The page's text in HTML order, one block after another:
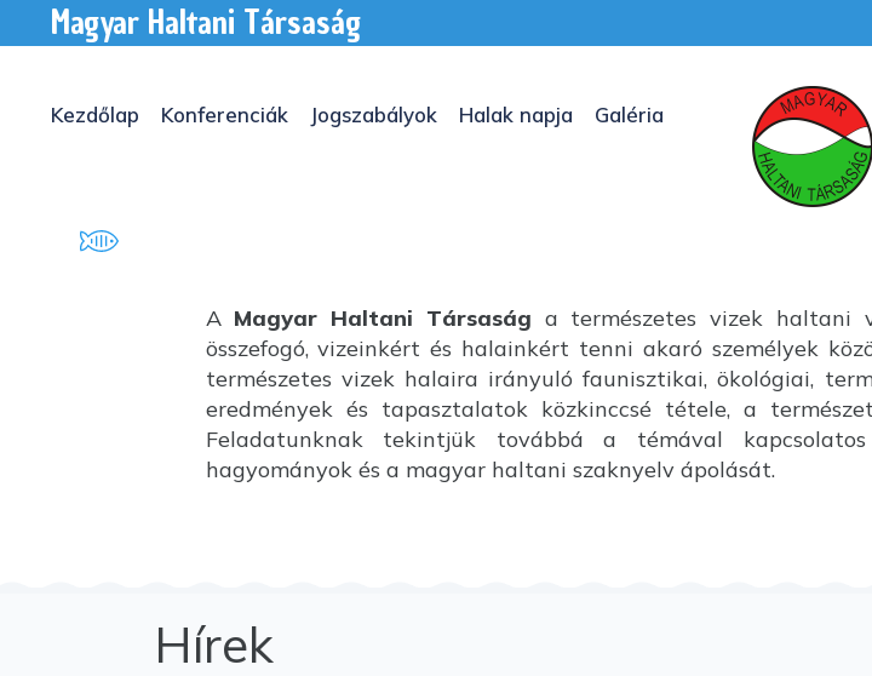
Magyar Haltani Társaság
Kezdőlap Konferenciák Jogszabályok Halak napja Galéria
A Magyar Haltani Társaság a természetes vizek haltani
összefogó, vizeinkért és halainkért tenni akaró személyek
természetes vizek halaira irányuló faunisztikai, ökológiai,
eredmények és tapasztalatok közkinccsé tétele, a
Feladatunknak tekintjük továbbá a témával
hagyományok és a magyar haltani szaknyelv ápolását.
Hírek